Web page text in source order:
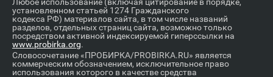
установленном статьей 1274 Гражданского
кодекса РФ) материалов сайта, в том числе названий
разделов, отдельных страниц сайта, возможно только
посредством активной индексируемой гиперссылки на
www.probirka.org.
Словосочетание «ПРОБИРКА/PROBIRKA.RU» является
коммерческим обозначением, исключительное право
использования которого в качестве средства